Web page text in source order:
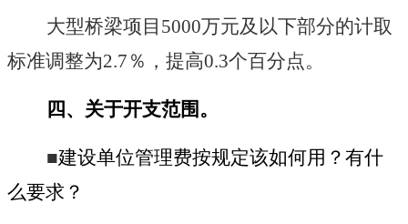
大型桥梁项目 5000万元及以下部分的计取
标准调整为2.7 ％，提高0.3个百分点。
四、关于开支范围。
■建设单位管理费按规定该如何用？有什
么要求？